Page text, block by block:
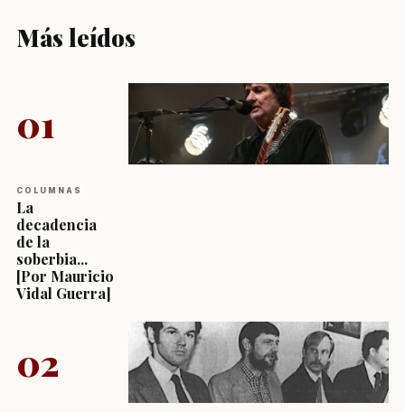
Más leídos
01
COLUMNAS
La
decadencia
de la
soberbia...
[Por Mauricio
Vidal Guerra]
02